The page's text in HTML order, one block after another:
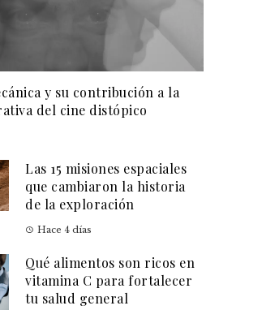
y su contribución a la
del cine distópico
Las 15 misiones espaciales
que cambiaron la historia
de la exploración
Hace 4 días
Qué alimentos son ricos en
vitamina C para fortalecer
tu salud general